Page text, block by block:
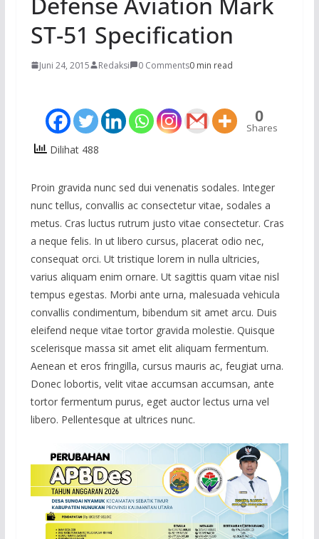
ST-51 Specification
Juni 24, 2015 Redaksi 0 Comments0 min read
0
Shares
Dilihat 488
Proin gravida nunc sed dui venenatis sodales. Integer
nunc tellus, convallis ac consectetur vitae, sodales a
metus. Cras luctus rutrum justo vitae consectetur. Cras
a neque felis. In ut libero cursus, placerat odio nec,
consequat orci. Ut tristique lorem in nulla ultricies,
varius aliquam enim ornare. Ut sagittis quam vitae nisl
tempus egestas. Morbi ante urna, malesuada vehicula
convallis condimentum, bibendum sit amet arcu. Duis
eleifend neque vitae tortor gravida molestie. Quisque
scelerisque massa sit amet elit aliquam fermentum.
Aenean et eros fringilla, cursus mauris ac, feugiat urna.
Donec lobortis, velit vitae accumsan accumsan, ante
tortor fermentum purus, eget auctor lectus urna vel
libero. Pellentesque at ultrices nunc.